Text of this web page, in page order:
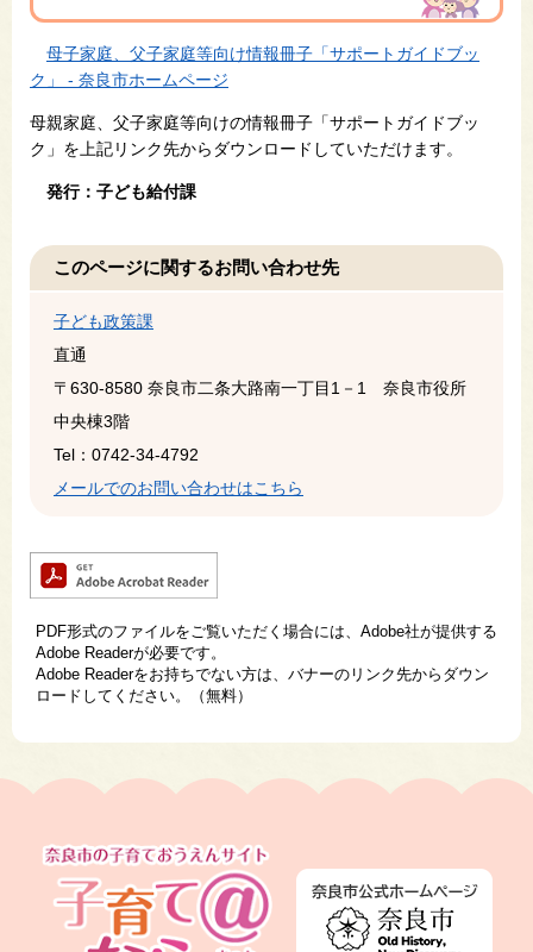
母子家庭、父子家庭等向け情報冊子「サポートガイドブッ
ク」 - 奈良市ホームページ
母親家庭、父子家庭等向けの情報冊子「サポートガイドブッ
ク」を上記リンク先からダウンロードしていただけます。
発行：子ども給付課
このページに関するお問い合わせ先
子ども政策課
直通
〒630-8580 奈良市二条大路南一丁目1－1 奈良市役所
中央棟3階
Tel：0742-34-4792
メールでのお問い合わせはこちら
PDF形式のファイルをご覧いただく場合には、Adobe社が提供する
Adobe Readerが必要です。
Adobe Readerをお持ちでない方は、バナーのリンク先からダウン
ロードしてください。（無料）